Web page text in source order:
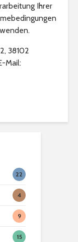
Ihrer
38102
Mail:
22
4
9
15